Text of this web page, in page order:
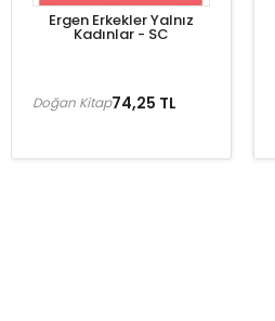
Ergen Erkekler Yalnız
Kadınlar - SC
74,25 TL
Doğan Kitap